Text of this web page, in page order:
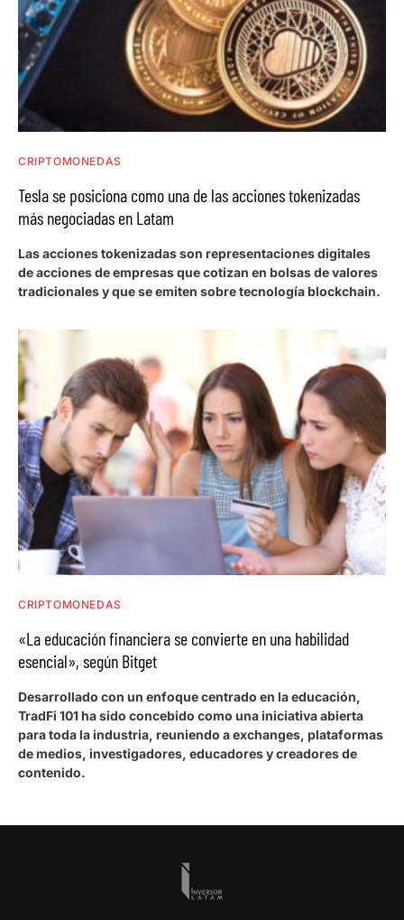
CRIPTOMONEDAS
Tesla se posiciona como una de las acciones tokenizadas
más negociadas en Latam
Las acciones tokenizadas son representaciones digitales
de acciones de empresas que cotizan en bolsas de valores
tradicionales y que se emiten sobre tecnología blockchain.
CRIPTOMONEDAS
«La educación financiera se convierte en una habilidad
esencial», según Bitget
Desarrollado con un enfoque centrado en la educación,
TradFi 101 ha sido concebido como una iniciativa abierta
para toda la industria, reuniendo a exchanges, plataformas
de medios, investigadores, educadores y creadores de
contenido.